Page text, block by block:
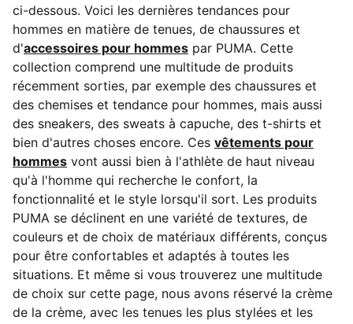
ci-dessous. Voici les dernières tendances pour
hommes en matière de tenues, de chaussures et
d'accessoires pour hommes par PUMA. Cette
collection comprend une multitude de produits
récemment sorties, par exemple des chaussures et
des chemises et tendance pour hommes, mais aussi
des sneakers, des sweats à capuche, des t-shirts et
bien d'autres choses encore. Ces vêtements pour
hommes vont aussi bien à l'athlète de haut niveau
qu'à l'homme qui recherche le confort, la
fonctionnalité et le style lorsqu'il sort. Les produits
PUMA se déclinent en une variété de textures, de
couleurs et de choix de matériaux différents, conçus
pour être confortables et adaptés à toutes les
situations. Et même si vous trouverez une multitude
de choix sur cette page, nous avons réservé la crème
de la crème, avec les tenues les plus stylées et les